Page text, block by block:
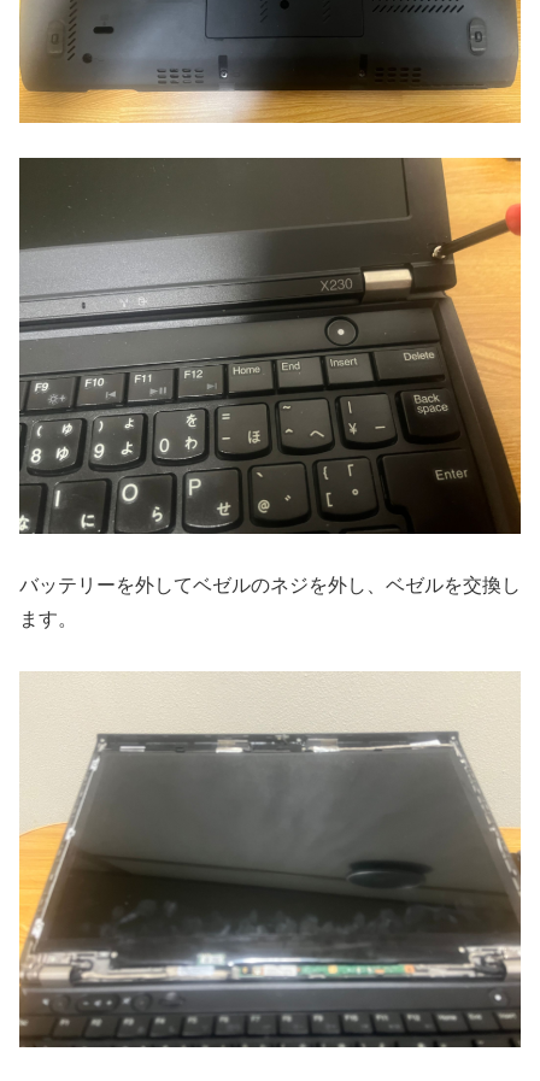
バッテリーを外してベゼルのネジを外し、ベゼルを交換し
ます。